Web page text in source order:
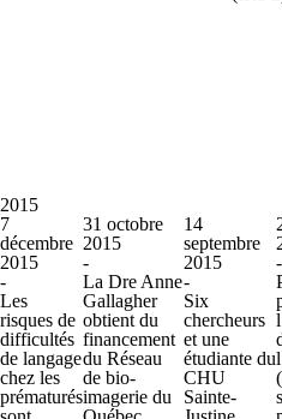
2015
7
décembre
2015
-
Les
risques de
difficultés
de langage
chez les
prématurés
31 octobre
2015
-
La Dre Anne
Gallagher
obtient du
financement
du Réseau
de bio-
imagerie du
14
septembre
2015
-
Six
chercheurs
et une
étudiante du
CHU
Sainte-
-